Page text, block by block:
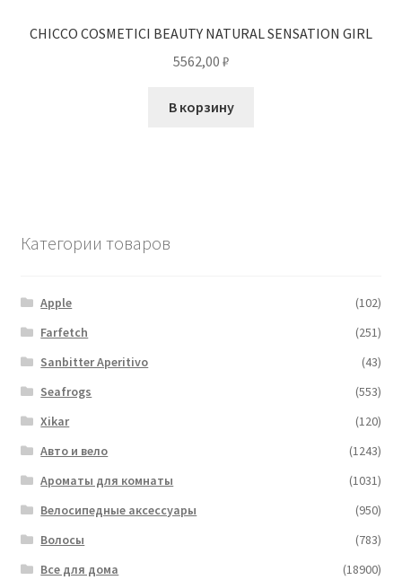
CHICCO COSMETICI BEAUTY NATURAL SENSATION GIRL
5562,00 ₽
В корзину
Категории товаров
Apple
(102)
Farfetch
(251)
Sanbitter Aperitivo
(43)
Seafrogs
(553)
Xikar
(120)
Авто и вело
(1243)
Ароматы для комнаты
(1031)
Велосипедные аксессуары
(950)
Волосы
(783)
Все для дома
(18900)